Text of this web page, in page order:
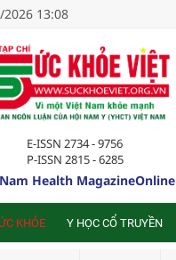
13:08
E-ISSN 2734 - 9756
P-ISSN 2815 - 6285
Health MagazineOnline
KHỎE Y HỌC CỔ TRUYỀN